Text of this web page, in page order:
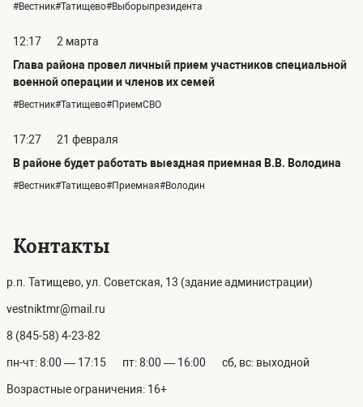
#Вестник#Татищево#Выборыпрезидента
12:17
2 марта
Глава района провел личный прием участников специальной
военной операции и членов их семей
#Вестник#Татищево#ПриемСВО
17:27
21 февраля
В районе будет работать выездная приемная В.В. Володина
#Вестник#Татищево#Приемная#Володин
Контакты
р.п. Татищево, ул. Советская, 13 (здание администрации)
vestniktmr@mail.ru
8 (845-58) 4-23-82
пн-чт: 8:00 — 17:15 пт: 8:00 — 16:00 сб, вс: выходной
Возрастные ограничения: 16+